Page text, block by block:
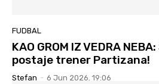
FUDBAL
KAO GROM IZ VEDRA
postaje trener Partizana!
Stefan - 6 Jun 2026. 19:06